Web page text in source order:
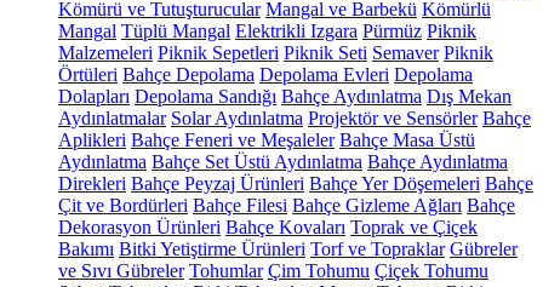
Kömürü ve Tutuşturucular Mangal ve Barbekü Kömürlü
Mangal Tüplü Mangal Elektrikli Izgara Pürmüz Piknik
Malzemeleri Piknik Sepetleri Piknik Seti Semaver Piknik
Örtüleri Bahçe Depolama Depolama Evleri Depolama
Dolapları Depolama Sandığı Bahçe Aydınlatma Dış Mekan
Aydınlatmalar Solar Aydınlatma Projektör ve Sensörler Bahçe
Aplikleri Bahçe Feneri ve Meşaleler Bahçe Masa Üstü
Aydınlatma Bahçe Set Üstü Aydınlatma Bahçe Aydınlatma
Direkleri Bahçe Peyzaj Ürünleri Bahçe Yer Döşemeleri Bahçe
Çit ve Bordürleri Bahçe Filesi Bahçe Gizleme Ağları Bahçe
Dekorasyon Ürünleri Bahçe Kovaları Toprak ve Çiçek
Bakımı Bitki Yetiştirme Ürünleri Torf ve Topraklar Gübreler
ve Sıvı Gübreler Tohumlar Çim Tohumu Çiçek Tohumu